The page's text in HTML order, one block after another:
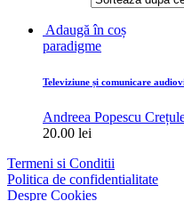
Adaugă în coș
paradigme
Televiziune și comunicare
Andreea Popescu
20.00 lei
Termeni si Conditii
Politica de confidentialitate
Despre Cookies